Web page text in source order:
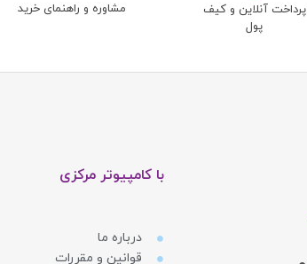
پرداخت آنلاین و کیف
پول
مشاوره و راهنمای خرید
با کامپیوتر مرکزی
درباره ما
قوانین و مقررات